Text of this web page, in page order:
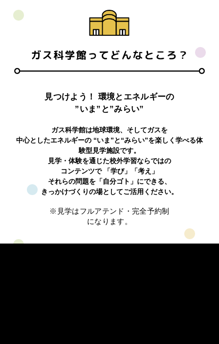
企業情報
ご家庭のお客さま
サステナビリティ
IR情報
採用情報
プレスリリース
見つけよう！ 環境とエネルギーの
”いま”と”みらい”
ガス科学館は地球環境、そしてガスを
中心としたエネルギーの “いま”と“みらい”を楽しく学べる体
験型見学施設です。
見学・体験を通じた校外学習ならではの
コンテンツで「学び」「考え」
それらの問題を「自分ゴト」にできる、
きっかけづくりの場としてご活用ください。
※見学はフルアテンド・完全予約制
になります。